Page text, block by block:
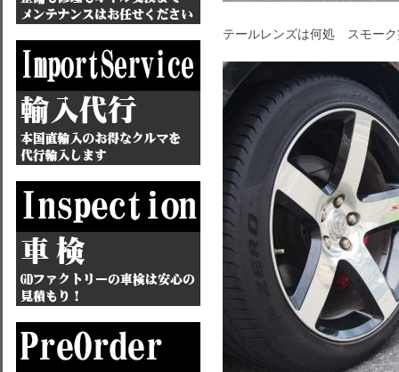
テールレンズは何処 スモーク